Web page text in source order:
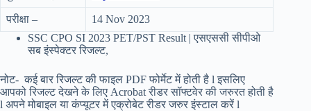
परीक्षा –
14 Nov 2023
SSC CPO SI 2023 PET/PST Result | एसएससी सीपीओ
सब इंस्पेक्टर रिजल्ट,
नोट- कई बार रिजल्ट की फाइल PDF फोर्मेट में होती है l इसलिए
आपको रिजल्ट देखने के लिए Acrobat रीडरसॉफ्टवेर की जरुरत होती है
l अपने मोबाइल या कंप्यूटर में एक्रोबेट रीडर जरुर इंस्टाल करें l